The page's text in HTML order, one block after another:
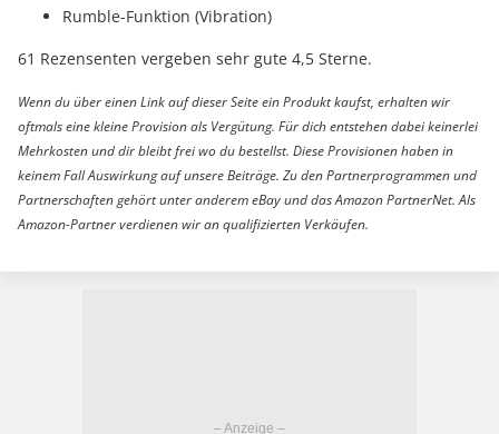
Rumble-Funktion (Vibration)
61 Rezensenten vergeben sehr gute 4,5 Sterne.
Wenn du über einen Link auf dieser Seite ein Produkt kaufst, erhalten wir
oftmals eine kleine Provision als Vergütung. Für dich entstehen dabei keinerlei
Mehrkosten und dir bleibt frei wo du bestellst. Diese Provisionen haben in
keinem Fall Auswirkung auf unsere Beiträge. Zu den Partnerprogrammen und
Partnerschaften gehört unter anderem eBay und das Amazon PartnerNet. Als
Amazon-Partner verdienen wir an qualifizierten Verkäufen.